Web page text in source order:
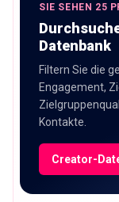
SIE SEHEN 25
Datenbank
Filtern Sie die
Engagement,
Kontakte.
Creator-